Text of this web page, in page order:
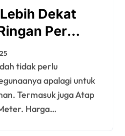
Dekat
Per
apalagi untuk
Termasuk juga Atap
Harga…